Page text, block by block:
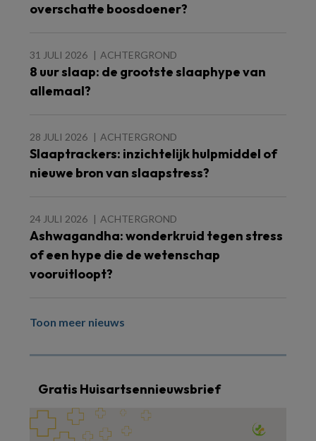
overschatte boosdoener?
31 JULI 2026 ACHTERGROND
8 uur slaap: de grootste slaaphype van
allemaal?
28 JULI 2026 ACHTERGROND
Slaaptrackers: inzichtelijk hulpmiddel of
nieuwe bron van slaapstress?
24 JULI 2026 ACHTERGROND
Ashwagandha: wonderkruid tegen stress
of een hype die de wetenschap
vooruitloopt?
Toon meer nieuws
Gratis Huisartsennieuwsbrief